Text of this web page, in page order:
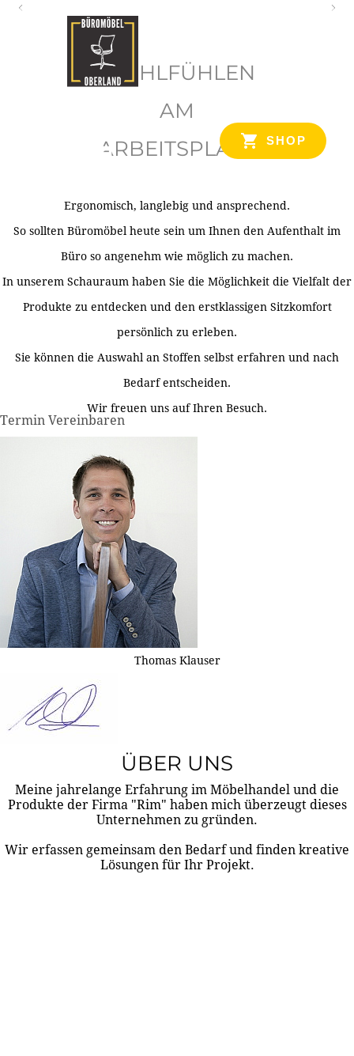
SHOP
WOHLFÜHLEN
AM
ARBEITSPLATZ
Ergonomisch, langlebig und ansprechend.
So sollten Büromöbel heute sein um Ihnen den Aufenthalt im
Büro so angenehm wie möglich zu machen.
In unserem Schauraum haben Sie die Möglichkeit die Vielfalt der
Produkte zu entdecken und den erstklassigen Sitzkomfort
persönlich zu erleben.
Sie können die Auswahl an Stoffen selbst erfahren und nach
Bedarf entscheiden.
Wir freuen uns auf Ihren Besuch.
Termin Vereinbaren
Thomas Klauser
ÜBER UNS
Meine jahrelange Erfahrung im Möbelhandel und die
Produkte der Firma "Rim" haben mich überzeugt dieses
Unternehmen zu gründen.
Wir erfassen gemeinsam den Bedarf und finden kreative
Lösungen für Ihr Projekt.